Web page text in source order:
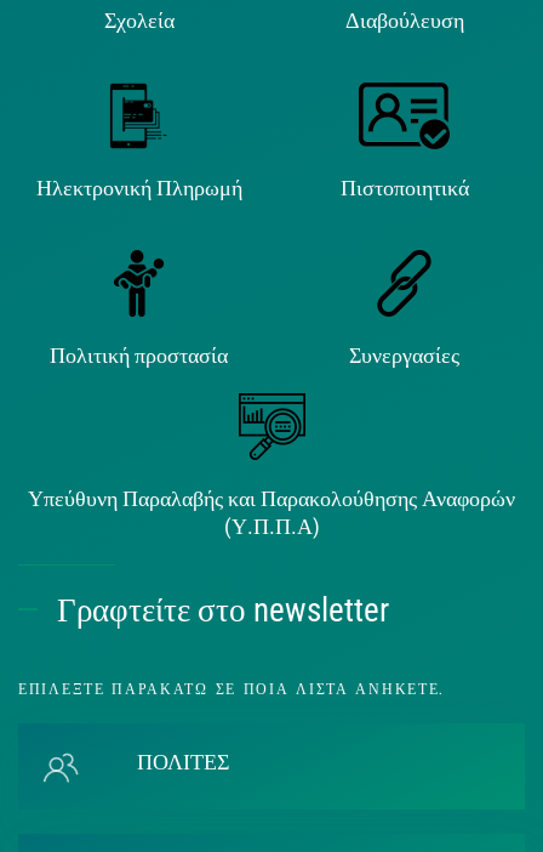
Σχολεία Διαβούλευση
Ηλεκτρονική Πληρωμή Πιστοποιητικά
Πολιτική προστασία Συνεργασίες
Υπεύθυνη Παραλαβής και Παρακολούθησης Αναφορών
(Υ.Π.Π.Α)
Γραφτείτε στο newsletter
ΕΠΙΛΈΞΤΕ ΠΑΡΑΚΆΤΩ ΣΕ ΠΟΙΑ ΛΊΣΤΑ ΑΝΉΚΕΤΕ.
ΠΟΛΙΤΕΣ